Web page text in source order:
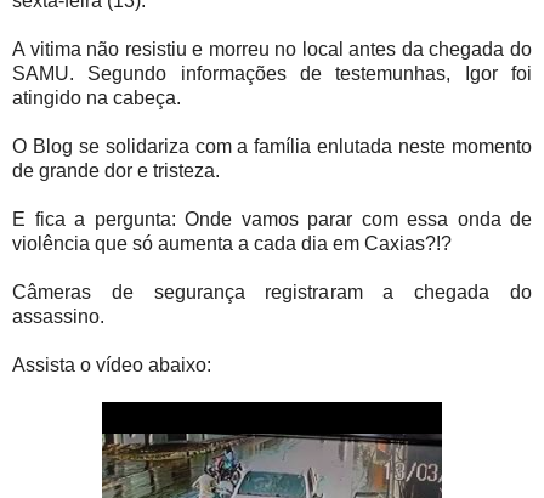
A vitima não resistiu e morreu no local antes da chegada do
SAMU. Segundo informações de testemunhas, Igor foi
atingido na cabeça.
O Blog se solidariza com a família enlutada neste momento
de grande dor e tristeza.
E fica a pergunta: Onde vamos parar com essa onda de
violência que só aumenta a cada dia em Caxias?!?
Câmeras de segurança registraram a chegada do
assassino.
Assista o vídeo abaixo: